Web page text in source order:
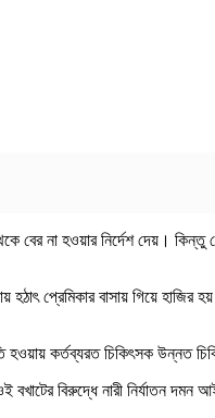
বের না হওয়ার নির্দেশ দেয়।
প্রেমিকার বাসায় গিয়ে
কর্তব্যরত চিকিৎসক উন্নত
বিরুদ্ধে নারী নির্যাতন